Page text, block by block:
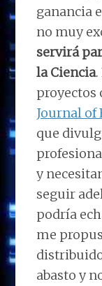
ganancia
no muy
servirá
la Ciencia
proyectos
Journal of
que
y
seguir
podría
me
abasto y